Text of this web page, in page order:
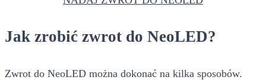
Jak zrobić zwrot do NeoLED?
Zwrot do NeoLED można dokonać na kilka sposobów.